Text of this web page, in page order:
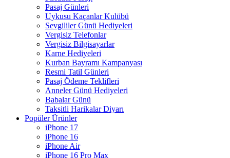
Pasaj Günleri
Uykusu Kaçanlar Kulübü
Sevgililer Günü Hediyeleri
Vergisiz Telefonlar
Vergisiz Bilgisayarlar
Karne Hediyeleri
Kurban Bayramı Kampanyası
Resmi Tatil Günleri
Pasaj Ödeme Teklifleri
Anneler Günü Hediyeleri
Babalar Günü
Taksitli Harikalar Diyarı
Popüler Ürünler
iPhone 17
iPhone 16
iPhone Air
iPhone 16 Pro Max